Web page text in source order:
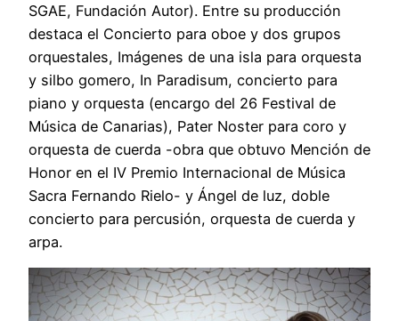
SGAE, Fundación Autor). Entre su producción
destaca el Concierto para oboe y dos grupos
orquestales, Imágenes de una isla para orquesta
y silbo gomero, In Paradisum, concierto para
piano y orquesta (encargo del 26 Festival de
Música de Canarias), Pater Noster para coro y
orquesta de cuerda -obra que obtuvo Mención de
Honor en el IV Premio Internacional de Música
Sacra Fernando Rielo- y Ángel de luz, doble
concierto para percusión, orquesta de cuerda y
arpa.